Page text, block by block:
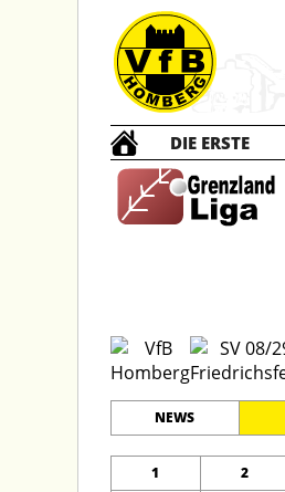
DIE ERSTE
NEWS
1 2